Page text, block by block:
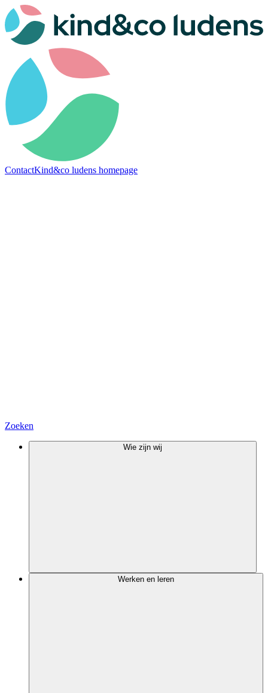
ContactKind&co ludens homepage
Zoeken
Wie zijn wij
Werken en leren